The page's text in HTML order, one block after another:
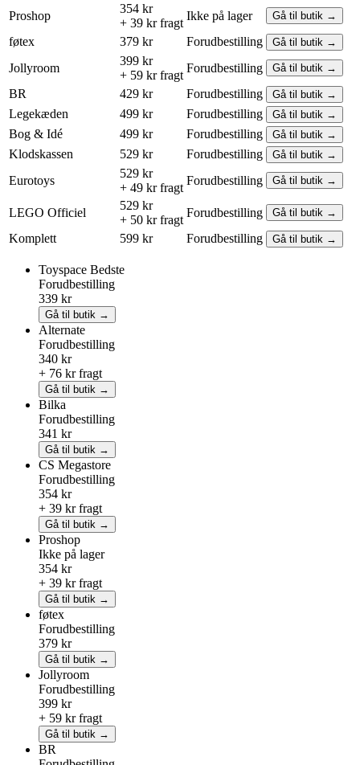
Proshop
354 kr
+ 39 kr fragt
Ikke på lager Gå til butik →
føtex 379 kr Forudbestilling Gå til butik →
Jollyroom
399 kr
+ 59 kr fragt
Forudbestilling Gå til butik →
BR 429 kr Forudbestilling Gå til butik →
Legekæden 499 kr Forudbestilling Gå til butik →
Bog & Idé 499 kr Forudbestilling Gå til butik →
Klodskassen 529 kr Forudbestilling Gå til butik →
Eurotoys
529 kr
+ 49 kr fragt
Forudbestilling Gå til butik →
LEGO Officiel
529 kr
+ 50 kr fragt
Forudbestilling Gå til butik →
Komplett 599 kr Forudbestilling Gå til butik →
Toyspace Bedste
Forudbestilling
339 kr
Gå til butik →
Alternate
Forudbestilling
340 kr
+ 76 kr fragt
Gå til butik →
Bilka
Forudbestilling
341 kr
Gå til butik →
CS Megastore
Forudbestilling
354 kr
+ 39 kr fragt
Gå til butik →
Proshop
Ikke på lager
354 kr
+ 39 kr fragt
Gå til butik →
føtex
Forudbestilling
379 kr
Gå til butik →
Jollyroom
Forudbestilling
399 kr
+ 59 kr fragt
Gå til butik →
BR